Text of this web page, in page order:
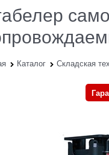
Каталог Складская